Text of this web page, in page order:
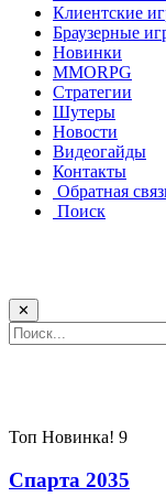
Клиентские
Браузерные
Новинки
MMORPG
Стратегии
Шутеры
Новости
Видеогайды
Контакты
Обратная
Поиск
✕
Топ Новинка! 9
Спарта 2035